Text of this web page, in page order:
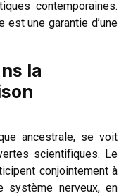
contemporaines.
est une garantie d’une
la
ancestrale, se voit
scientifiques. Le
conjointement à
système nerveux, en